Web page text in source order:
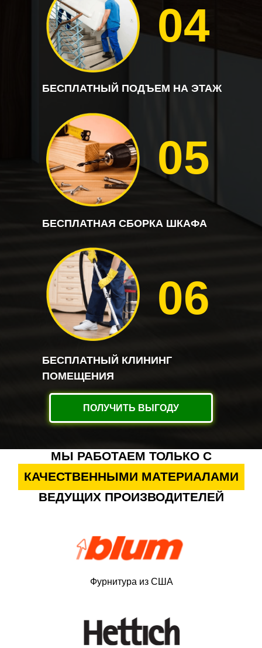
БЕСПЛАТНЫЙ ПОДЪЕМ НА ЭТАЖ
04
БЕСПЛАТНАЯ СБОРКА ШКАФА
05
БЕСПЛАТНЫЙ КЛИНИНГ
ПОМЕЩЕНИЯ
06
ПОЛУЧИТЬ ВЫГОДУ
МЫ РАБОТАЕМ ТОЛЬКО С
КАЧЕСТВЕННЫМИ МАТЕРИАЛАМИ
ВЕДУЩИХ ПРОИЗВОДИТЕЛЕЙ
Фурнитура из США